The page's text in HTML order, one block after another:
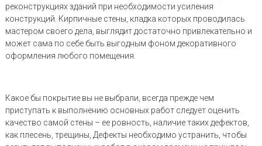
реконструкциях зданий при необходимости усиления
конструкций. Кирпичные стены, кладка которых проводилась
мастером своего дела, выглядит достаточно привлекательно и
может сама по себе быть выгодным фоном декоративного
оформления любого помещения.
Какое бы покрытие вы не выбрали, всегда прежде чем
приступать к выполнению основных работ следует оценить
качество самой стены – ее ровность, наличие таких дефектов,
как плесень, трещины, Дефекты необходимо устранить, чтобы